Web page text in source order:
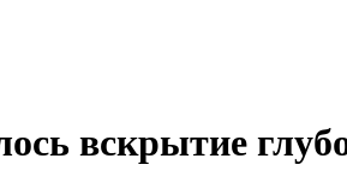
вскрытие